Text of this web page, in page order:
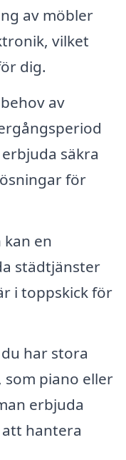
av möbler
vilket
dig.
av
säkra
för
en
städtjänster
i toppskick för
har stora
piano eller
erbjuda
hantera